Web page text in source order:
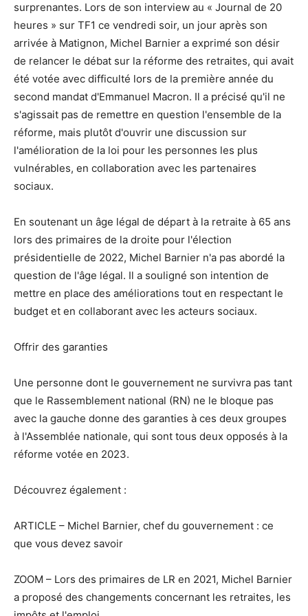
surprenantes. Lors de son interview au « Journal de 20
heures » sur TF1 ce vendredi soir, un jour après son
arrivée à Matignon, Michel Barnier a exprimé son désir
de relancer le débat sur la réforme des retraites, qui avait
été votée avec difficulté lors de la première année du
second mandat d'Emmanuel Macron. Il a précisé qu'il ne
s'agissait pas de remettre en question l'ensemble de la
réforme, mais plutôt d'ouvrir une discussion sur
l'amélioration de la loi pour les personnes les plus
vulnérables, en collaboration avec les partenaires
sociaux.
En soutenant un âge légal de départ à la retraite à 65 ans
lors des primaires de la droite pour l'élection
présidentielle de 2022, Michel Barnier n'a pas abordé la
question de l'âge légal. Il a souligné son intention de
mettre en place des améliorations tout en respectant le
budget et en collaborant avec les acteurs sociaux.
Offrir des garanties
Une personne dont le gouvernement ne survivra pas tant
que le Rassemblement national (RN) ne le bloque pas
avec la gauche donne des garanties à ces deux groupes
à l'Assemblée nationale, qui sont tous deux opposés à la
réforme votée en 2023.
Découvrez également :
ARTICLE – Michel Barnier, chef du gouvernement : ce
que vous devez savoir
ZOOM – Lors des primaires de LR en 2021, Michel Barnier
a proposé des changements concernant les retraites, les